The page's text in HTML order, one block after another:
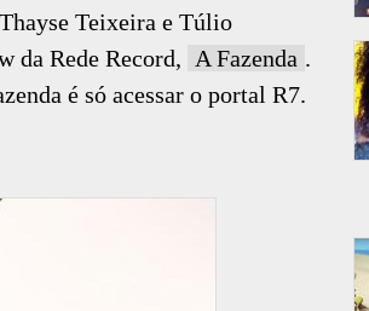
Teixeira e Túlio
da Rede Record,
A Fazenda .
é só acessar o portal R7.